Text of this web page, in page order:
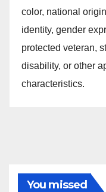
color, national
identity, gender
protected veteran,
disability, or other
characteristics.
You missed